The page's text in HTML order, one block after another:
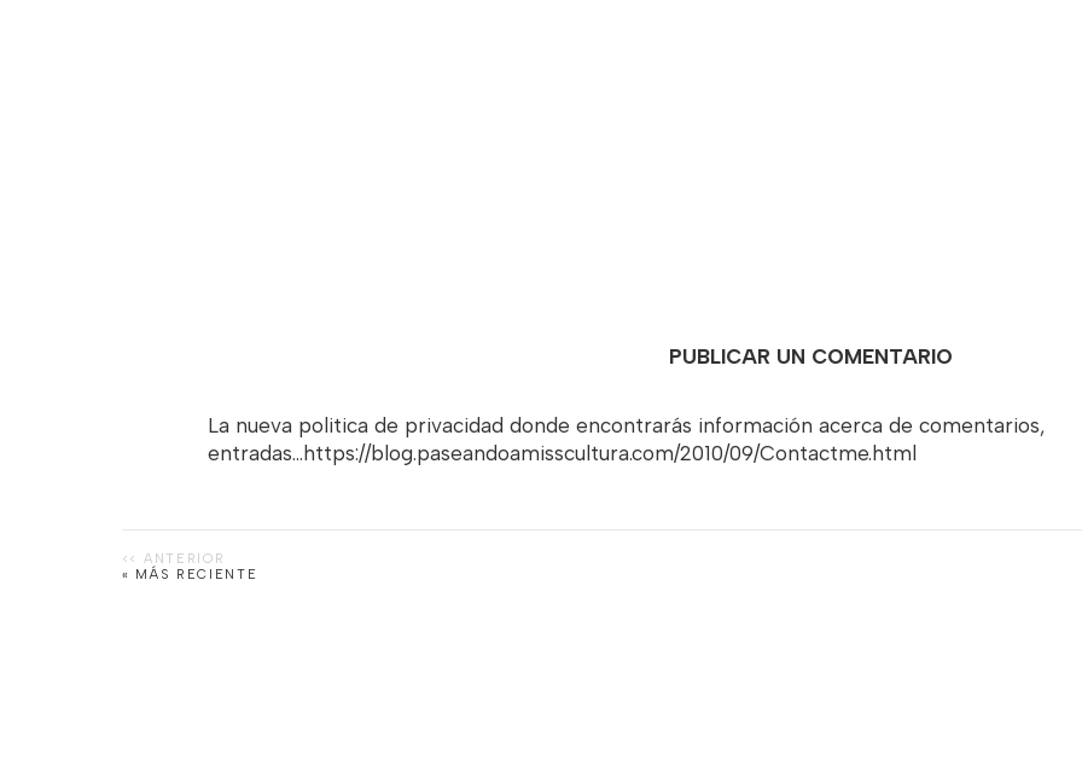
PUBLICAR UN COMENTARIO
La nueva politica de privacidad donde encontrarás información acerca de comentarios,
entradas...https://blog.paseandoamisscultura.com/2010/09/Contactme.html
« MÁS RECIENTE